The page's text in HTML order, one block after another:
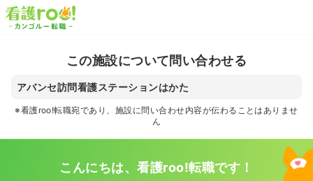
この施設について問い合わせる
アバンセ訪問看護ステーションはかた
※看護roo!転職宛であり、施設に問い合わせ内容が伝わることはありませ
ん
こんにちは、看護roo!転職です！